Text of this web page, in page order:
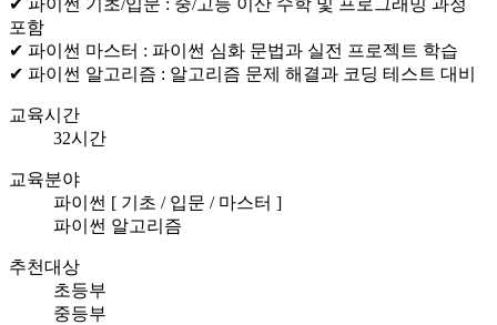
포함
✔ 파이썬 마스터 : 파이썬 심화 문법과 실전 프로젝트 학습
✔ 파이썬 알고리즘 : 알고리즘 문제 해결과 코딩 테스트 대비
교육시간
32시간
교육분야
파이썬 [ 기초 / 입문 / 마스터 ]
파이썬 알고리즘
추천대상
초등부
중등부